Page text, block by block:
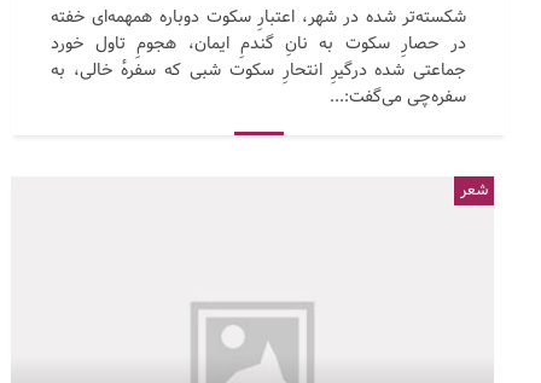
شکسته‌تر شده در شهر، اعتبارِ سکوت دوباره همهمه‌ای خفته
در حصارِ سکوت به نانِ گندمِ ایمان، هجومِ تاول خورد
جماعتی شده درگیرِ انتحارِ سکوت شبی که سفرهٔ خالی، به
سفره‌چی می‌گفت:...
شعر